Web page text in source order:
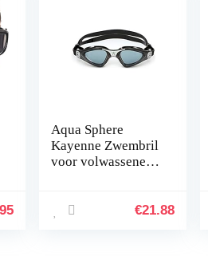
Aqua Sphere
Kayenne Zwembril
voor volwassenen,
€21.88